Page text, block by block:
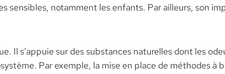
sensibles, notamment les enfants. Par ailleurs, son
Il s’appuie sur des substances naturelles dont les
Par exemple, la mise en place de méthodes à